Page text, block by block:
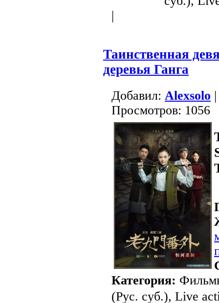
|
Таинственная
деревья Ганга
Добавил: Alexsolo
Просмотров: 1056
Категория:
(Рус. суб.), Live